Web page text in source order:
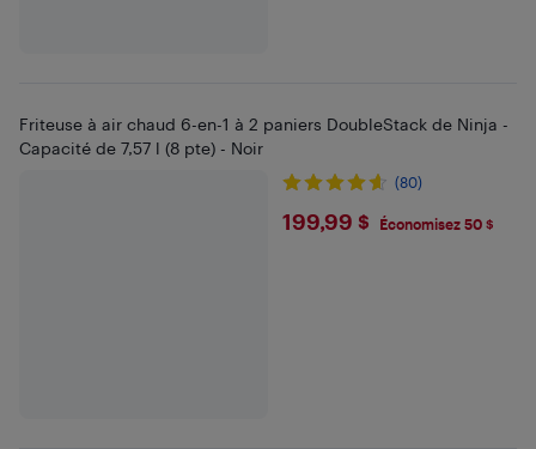
Friteuse à air chaud 6-en-1 à 2 paniers DoubleStack de Ninja -
Capacité de 7,57 l (8 pte) - Noir
(80)
$199.99
199,99 $ Économisez 50 $